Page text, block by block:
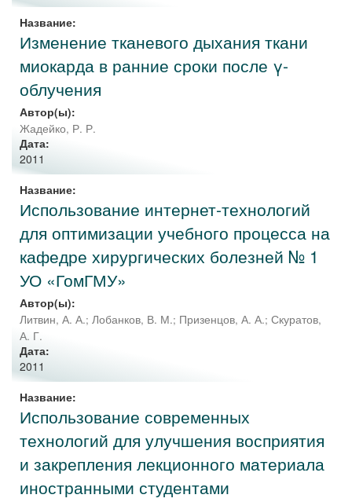
Название:
Изменение тканевого дыхания ткани
миокарда в ранние сроки после γ-
облучения
Автор(ы):
Жадейко, Р. Р.
Дата:
2011
Название:
Использование интернет-технологий
для оптимизации учебного процесса на
кафедре хирургических болезней № 1
УО «ГомГМУ»
Автор(ы):
Литвин, А. А.; Лобанков, В. М.; Призенцов, А. А.; Скуратов,
А. Г.
Дата:
2011
Название:
Использование современных
технологий для улучшения восприятия
и закрепления лекционного материала
иностранными студентами